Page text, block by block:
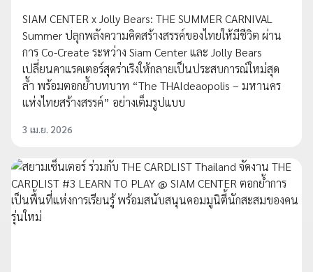
SIAM CENTER x Jolly Bears: THE SUMMER CARNIVAL
Summer ปลุกพลังความคิดสร้างสรรค์ของไทยให้มีชีวิต ผ่าน
การ Co-Create ระหว่าง Siam Center และ Jolly Bears
เปลี่ยนคาแรคเตอร์สุดร่าเริงให้กลายเป็นประสบการณ์ใหม่สุด
ล้ำ พร้อมตอกย้ำบทบาท “The THAIdeaopolis – มหานคร
แห่งไทยสร้างสรรค์” อย่างเต็มรูปแบบ
3 เม.ย. 2026